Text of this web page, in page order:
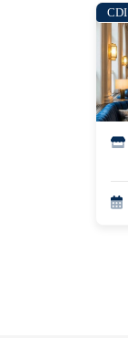
CDI